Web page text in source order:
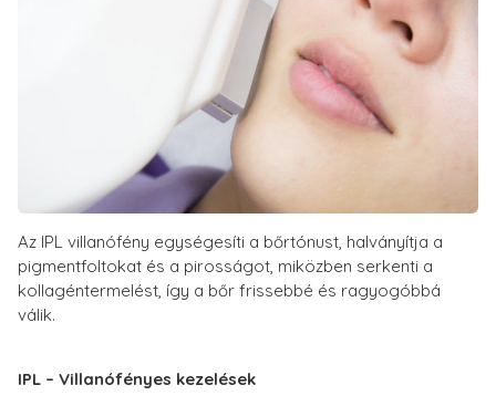
Az IPL villanófény egységesíti a bőrtónust, halványítja a
pigmentfoltokat és a pirosságot, miközben serkenti a
kollagéntermelést, így a bőr frissebbé és ragyogóbbá
válik.
IPL – Villanófényes kezelések